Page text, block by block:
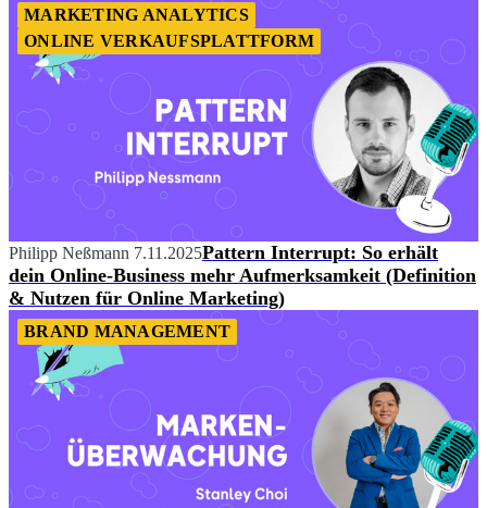
MARKETING ANALYTICS
ONLINE VERKAUFSPLATTFORM
Philipp Neßmann 7.11.2025Pattern Interrupt: So erhält
dein Online-Business mehr Aufmerksamkeit (Definition
& Nutzen für Online Marketing)
BRAND MANAGEMENT